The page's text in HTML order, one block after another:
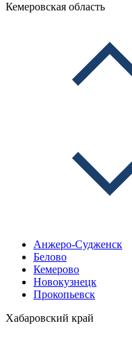
Кемеровская область
Анжеро-Судженск
Белово
Кемерово
Новокузнецк
Прокопьевск
Хабаровский край